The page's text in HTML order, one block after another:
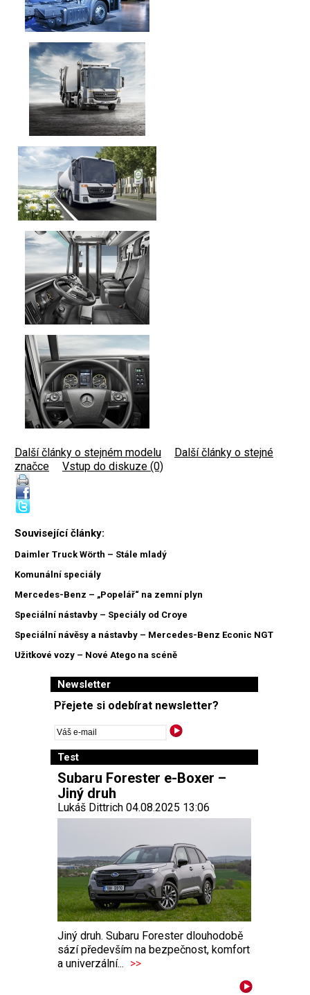
Další články o stejném modelu
Další články o stejné
značce
Vstup do diskuze (0)
Související články:
Daimler Truck Wörth – Stále mladý
Komunální speciály
Mercedes-Benz – „Popelář“ na zemní plyn
Speciální nástavby – Speciály od Croye
Speciální návěsy a nástavby – Mercedes-Benz Econic NGT
Užitkové vozy – Nové Atego na scéně
Newsletter
Přejete si odebírat newsletter?
Test
Subaru Forester e-Boxer –
Jiný druh
Lukáš Dittrich 04.08.2025 13:06
Jiný druh. Subaru Forester dlouhodobě
sází především na bezpečnost, komfort
a univerzální... >>